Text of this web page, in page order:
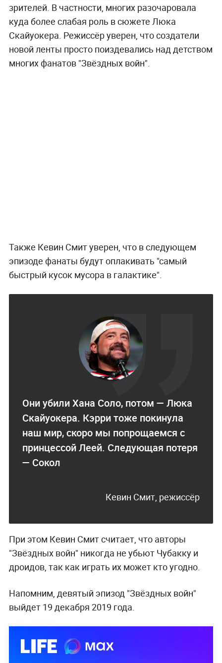
зрителей. В частности, многих разочаровала
куда более слабая роль в сюжете Люка
Скайуокера. Режиссёр уверен, что создатели
новой ленты просто поиздевались над детством
многих фанатов "Звёздных войн".
Также Кевин Смит уверен, что в следующем
эпизоде фанаты будут оплакивать "самый
быстрый кусок мусора в галактике".
Они убили Хана Соло, потом — Люка
Скайуокера. Кэрри тоже покинула
наш мир, скоро мы попрощаемся с
принцессой Леей. Следующая потеря
— Сокол
Кевин Смит, режиссёр
При этом Кевин Смит считает, что авторы
"Звёздных войн" никогда не убьют Чубакку и
дроидов, так как играть их может кто угодно.
Напомним, девятый эпизод "Звёздных войн"
выйдет 19 декабря 2019 года.